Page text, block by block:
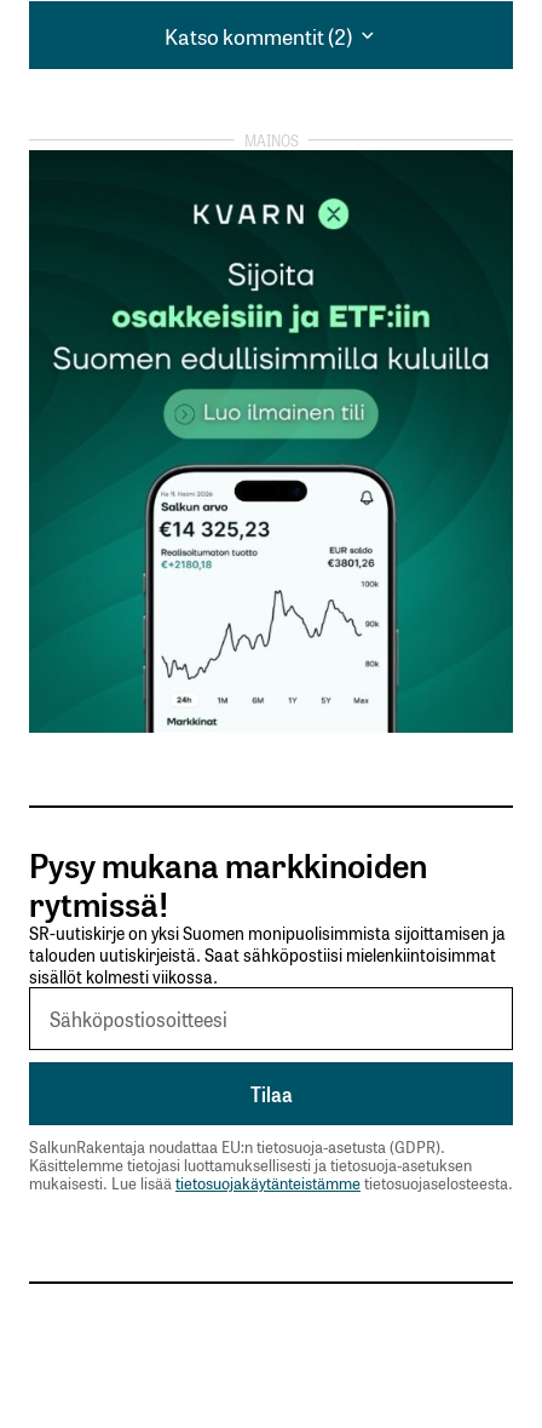
Katso kommentit (2)
Katso kommentit (2)
hänen kanssaan samaa mieltä listaamattomien
verotus perustuu yhtiön osakkeiden arvoon, joten
vain varakkaat yhtiöt voivat maksaa esimerkiksi
150 000 € 7,5% verolla. Tällainen tuki pitäisi
kohdistaa pienille yrityksille. Nyt pienet yrityksen
eivät hyödy listaamattomien yhtiöisen
verotuskäytännöstä, koska osakkeiden arvo on
usein olematon.
Lisäksi Mika Kuismasen perustelu esimerkiksi
piensijoittajien verotuksesta ei pidä aivan
paikkaansa, koska myös listatut osakeyhtiöt
maksavat 20% yhteisöveron, joten piensijoittajan
osinkovero on 20%+25,5% = 47,5%
Pertti Hynninen
7.3.2022 at 17:28
Näissä demareiden ym. ulostuloissa monesti
kerrotaan asiat niin, että jätetään jokin olennainen
yhteisövero. Jos joku luulee, että jotain veroa
enemmän”, pettyy kyllä pahasti.
Vasemmistovetoinen hallitus ja muu yhteiskunta
löytää kyllä kaikelle verorahalle kohteen, mitään
veroa ei tulla laskemaan.
Jaakko
10.3.2022 at 20:14
Pysy mukana markkinoiden
rytmissä!
SR-uutiskirje on yksi Suomen monipuolisimmista sijoittamisen ja
talouden uutiskirjeistä. Saat sähköpostiisi mielenkiintoisimmat
sisällöt kolmesti viikossa.
SalkunRakentaja noudattaa EU:n tietosuoja-asetusta (GDPR).
Käsittelemme tietojasi luottamuksellisesti ja tietosuoja-asetuksen
mukaisesti. Lue lisäätietosuojakäytänteistämmetietosuojaselosteesta.